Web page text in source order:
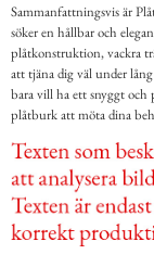
Sammanfattningsvis är
söker en hållbar och
plåtkonstruktion, vackra
att tjäna dig väl under
bara vill ha ett snyggt och
plåtburk att möta dina